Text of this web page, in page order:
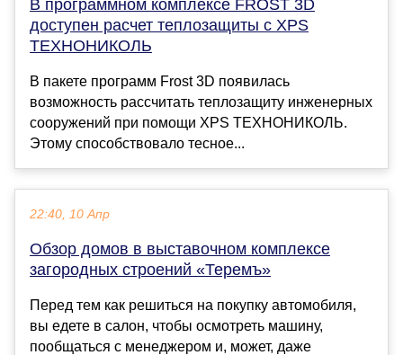
В программном комплексе FROST 3D
доступен расчет теплозащиты с XPS
ТЕХНОНИКОЛЬ
В пакете программ Frost 3D появилась
возможность рассчитать теплозащиту инженерных
сооружений при помощи XPS ТЕХНОНИКОЛЬ.
Этому способствовало тесное...
22:40, 10 Апр
Обзор домов в выставочном комплексе
загородных строений «Теремъ»
Перед тем как решиться на покупку автомобиля,
вы едете в салон, чтобы осмотреть машину,
пообщаться с менеджером и, может, даже